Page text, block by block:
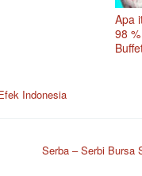
Apa
98
Indonesia
Serba – Serbi Bursa